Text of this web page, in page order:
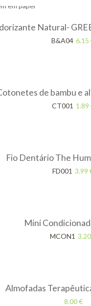
Natural-
B&A04 6.15
de bambu e
CT001 1.89
Fio Dentário The
FD001 3.99
Mini
MCON1 3.20
Almofadas
8.00€